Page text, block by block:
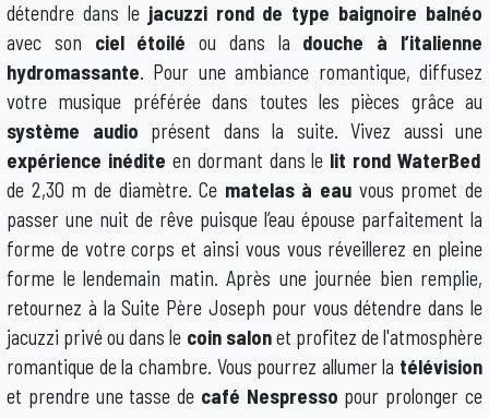
détendre dans lejacuzzi rond de type baignoire balnéo
avec son ciel étoilé ou dans la douche à l’italienne
hydromassante. Pour une ambiance romantique, diffusez
votre musique préférée dans toutes les pièces grâce au
système audio présent dans la suite. Vivez aussi une
expérience inédite en dormant dans le lit rond WaterBed
de 2,30 m de diamètre. Ce matelas à eau vous promet de
passer une nuit de rêve puisque l’eau épouse parfaitement la
forme de votre corps et ainsi vous vous réveillerez en pleine
forme le lendemain matin. Après une journée bien remplie,
retournez à la Suite Père Joseph pour vous détendre dans le
jacuzzi privé ou dans le coin salonet profitez de l'atmosphère
romantique de la chambre. Vous pourrez allumer la télévision
et prendre une tasse de café Nespresso pour prolonger ce